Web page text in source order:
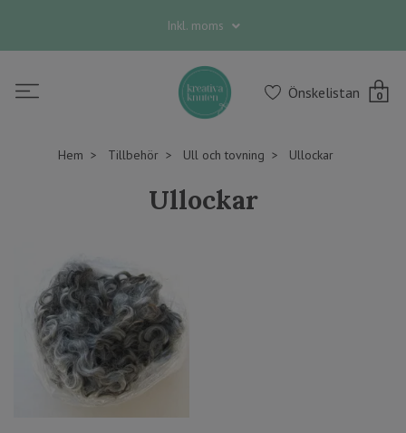
Inkl. moms
Önskelistan 0
Hem Tillbehör Ull och tovning Ullockar
Ullockar